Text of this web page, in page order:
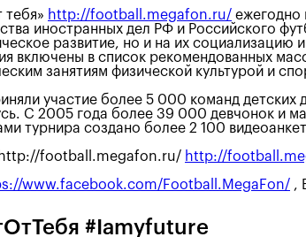
тебя» http://football.megafon.ru/ ежегодно
иностранных дел РФ и Российского
развитие, но и на их
включены в список рекомендованных
занятиям физической культурой и
участие более 5 000 команд
С 2005 года более 39 000 девчонок и
турнира создано более 2 100
http://football.megafon.ru/ http://
www.facebook.com/Football.MegaFon/ ,
#Iamyfuture